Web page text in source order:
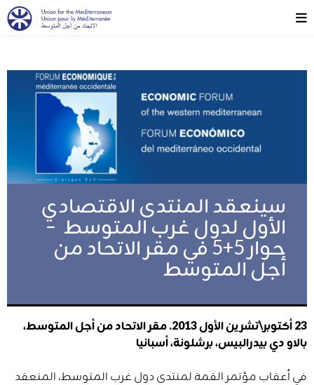
سينعقد المنتدى الاقتصادي
الأول لدول غرب المتوسط ​​ –
حوار 5+5 في مقر الاتحاد من
أجل المتوسط
23 أكتوبر\تشرين الأول 2013. مقر الاتحاد من أجل المتوسط​​،
بالاو دي بيدرالبيس، برشلونة، أسبانيا
في أعقاب مؤتمر القمة لمنتدى دول غرب المتوسط​​، المنعقد